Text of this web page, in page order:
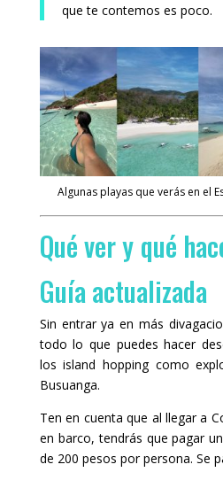
que te contemos es poco.
Algunas playas que verás en el
Qué ver y qué
Guía actualizada
Sin entrar ya en más
todo lo que puedes hacer
los island hopping como
Busuanga.
Ten en cuenta que al llegar a
en barco, tendrás que pagar
de 200 pesos por persona. Se